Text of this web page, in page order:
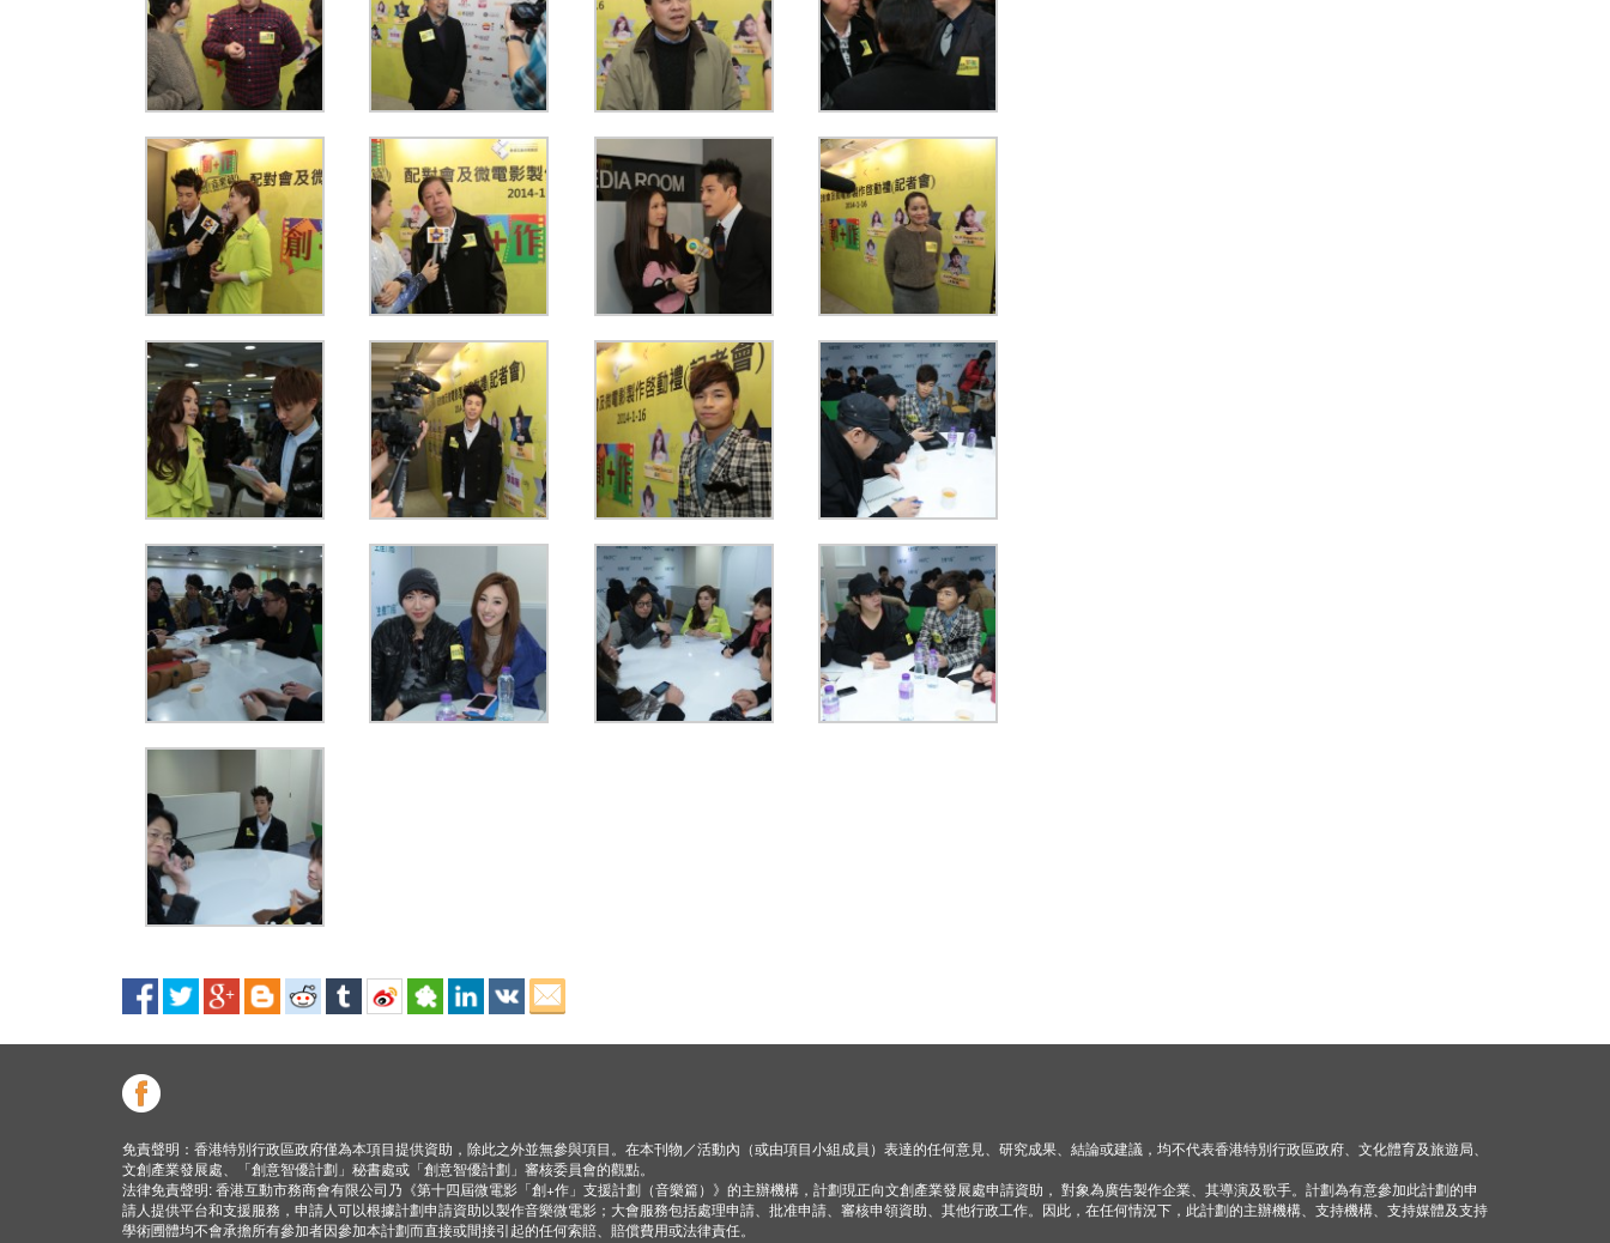
免責聲明：香港特別行政區政府僅為本項目提供資助，除此之外並無參與項目。在本刊物／活動內（或由項目小組成員）表達的任何意見、研究成果、結論或建議，均不代表香港特別行政區政府、文化體育及旅遊局、
文創產業發展處、「創意智優計劃」秘書處或「創意智優計劃」審核委員會的觀點。
法律免責聲明: 香港互動市務商會有限公司乃《第十四屆微電影「創+作」支援計劃（音樂篇）》的主辦機構，計劃現正向文創產業發展處申請資助， 對象為廣告製作企業、其導演及歌手。計劃為有意參加此計劃的申
請人提供平台和支援服務，申請人可以根據計劃申請資助以製作音樂微電影；大會服務包括處理申請、批准申請、審核申領資助、其他行政工作。因此，在任何情況下，此計劃的主辦機構、支持機構、支持媒體及支持
學術圑體均不會承擔所有參加者因參加本計劃而直接或間接引起的任何索賠、賠償費用或法律責任。